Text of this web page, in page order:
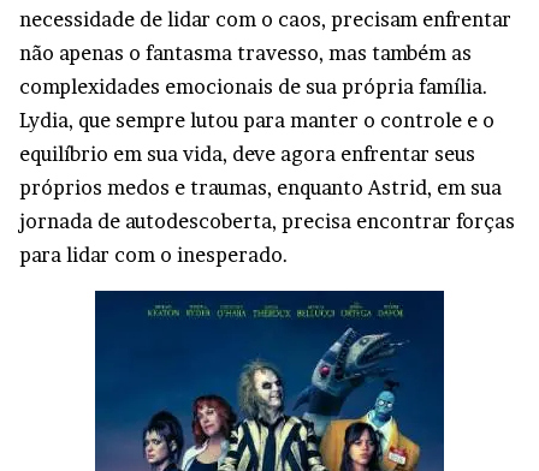
necessidade de lidar com o caos, precisam enfrentar
não apenas o fantasma travesso, mas também as
complexidades emocionais de sua própria família.
Lydia, que sempre lutou para manter o controle e o
equilíbrio em sua vida, deve agora enfrentar seus
próprios medos e traumas, enquanto Astrid, em sua
jornada de autodescoberta, precisa encontrar forças
para lidar com o inesperado.